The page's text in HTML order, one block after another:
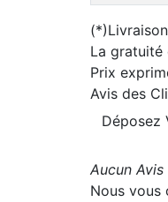
La gratuité
Prix
Avis des
Déposez
Aucun
Nous vous